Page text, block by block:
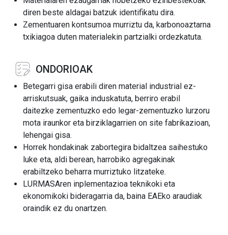
diren beste aldagai batzuk identifikatu dira.
Zementuaren kontsumoa murriztu da, karbonoaztarna
txikiagoa duten materialekin partzialki ordezkatuta.
ONDORIOAK
Betegarri gisa erabili diren material industrial ez-
arriskutsuak, gaika induskatuta, berriro erabil
daitezke zementuzko edo legar-zementuzko lurzoru
mota iraunkor eta birziklagarrien on site fabrikazioan,
lehengai gisa.
Horrek hondakinak zabortegira bidaltzea saihestuko
luke eta, aldi berean, harrobiko agregakinak
erabiltzeko beharra murriztuko litzateke.
LURMASAren inplementazioa teknikoki eta
ekonomikoki bideragarria da, baina EAEko araudiak
oraindik ez du onartzen.